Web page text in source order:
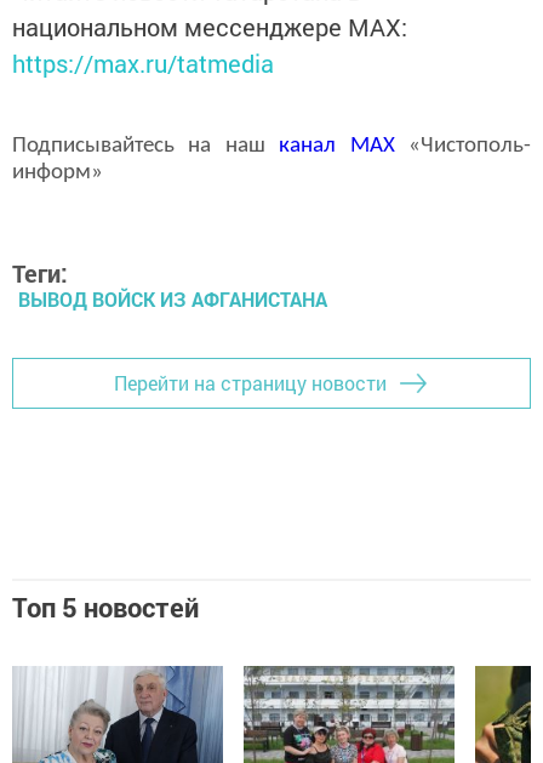
национальном мессенджере MАХ:
https://max.ru/tatmedia
Подписывайтесь на наш канал MAX«Чистополь-
информ»
Теги:
ВЫВОД ВОЙСК ИЗ АФГАНИСТАНА
Перейти на страницу новости
Топ 5 новостей